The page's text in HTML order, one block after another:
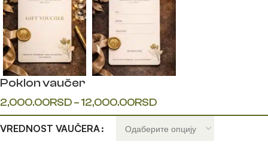
Poklon vaučer
2,000.00RSD–12,000.00RSD
VREDNOST VAUČERA